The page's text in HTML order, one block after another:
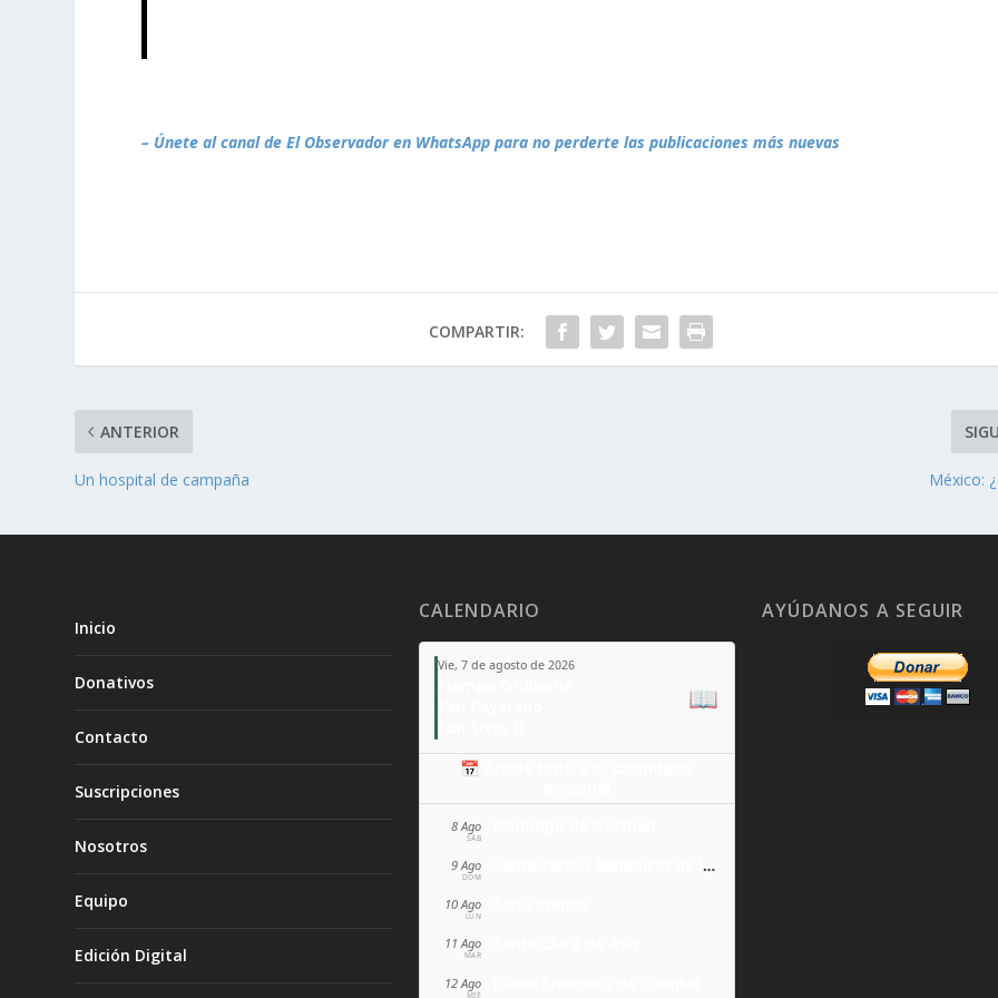
– Únete al canal de El Observador en WhatsApp para no perderte las publicaciones más nuevas
COMPARTIR:
ANTERIOR
Un hospital de campaña México:
Inicio
Donativos
Contacto
Suscripciones
Nosotros
Equipo
Edición Digital
CALENDARIO
Vie, 7 de agosto de 2026
📖
📅 Añade todo a tu calendario
8 Ago
SÁB
9 Ago
DOM
Santa Teresa Benedicta de la Cruz
10 Ago
LUN
11 Ago
MAR
12 Ago
MIÉ
AYÚDANOS A SEGUIR